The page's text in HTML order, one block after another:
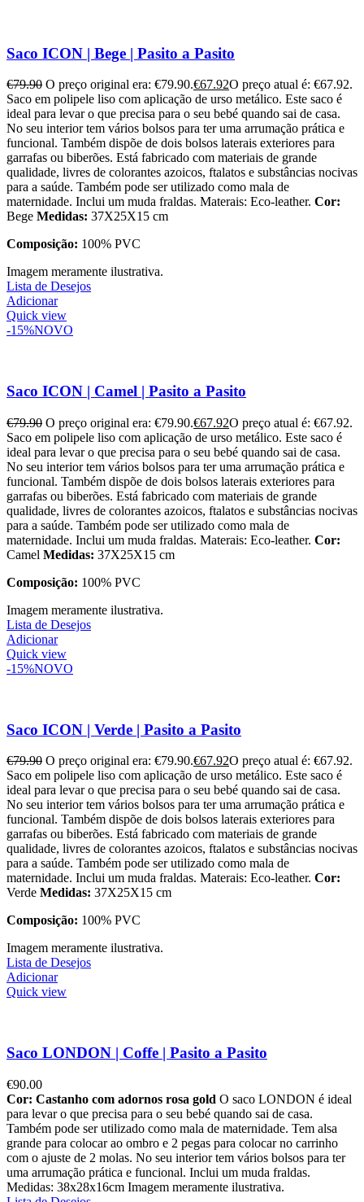
Saco ICON | Bege | Pasito a Pasito
€79.90 O preço original era: €79.90.€67.92O preço atual é: €67.92.
Saco em polipele liso com aplicação de urso metálico. Este saco é
ideal para levar o que precisa para o seu bebé quando sai de casa.
No seu interior tem vários bolsos para ter uma arrumação prática e
funcional. Também dispõe de dois bolsos laterais exteriores para
garrafas ou biberões. Está fabricado com materiais de grande
qualidade, livres de colorantes azoicos, ftalatos e substâncias nocivas
para a saúde. Também pode ser utilizado como mala de
maternidade. Inclui um muda fraldas. Materais: Eco-leather. Cor:
Bege Medidas: 37X25X15 cm
Composição: 100% PVC
Imagem meramente ilustrativa.
Lista de Desejos
Adicionar
Quick view
-15%NOVO
Saco ICON | Camel | Pasito a Pasito
€79.90 O preço original era: €79.90.€67.92O preço atual é: €67.92.
Saco em polipele liso com aplicação de urso metálico. Este saco é
ideal para levar o que precisa para o seu bebé quando sai de casa.
No seu interior tem vários bolsos para ter uma arrumação prática e
funcional. Também dispõe de dois bolsos laterais exteriores para
garrafas ou biberões. Está fabricado com materiais de grande
qualidade, livres de colorantes azoicos, ftalatos e substâncias nocivas
para a saúde. Também pode ser utilizado como mala de
maternidade. Inclui um muda fraldas. Materais: Eco-leather. Cor:
Camel Medidas: 37X25X15 cm
Composição: 100% PVC
Imagem meramente ilustrativa.
Lista de Desejos
Adicionar
Quick view
-15%NOVO
Saco ICON | Verde | Pasito a Pasito
€79.90 O preço original era: €79.90.€67.92O preço atual é: €67.92.
Saco em polipele liso com aplicação de urso metálico. Este saco é
ideal para levar o que precisa para o seu bebé quando sai de casa.
No seu interior tem vários bolsos para ter uma arrumação prática e
funcional. Também dispõe de dois bolsos laterais exteriores para
garrafas ou biberões. Está fabricado com materiais de grande
qualidade, livres de colorantes azoicos, ftalatos e substâncias nocivas
para a saúde. Também pode ser utilizado como mala de
maternidade. Inclui um muda fraldas. Materais: Eco-leather. Cor:
Verde Medidas: 37X25X15 cm
Composição: 100% PVC
Imagem meramente ilustrativa.
Lista de Desejos
Adicionar
Quick view
Saco LONDON | Coffe | Pasito a Pasito
€90.00
Cor: Castanho com adornos rosa gold O saco LONDON é ideal
para levar o que precisa para o seu bebé quando sai de casa.
Também pode ser utilizado como mala de maternidade. Tem alsa
grande para colocar ao ombro e 2 pegas para colocar no carrinho
com o ajuste de 2 molas. No seu interior tem vários bolsos para ter
uma arrumação prática e funcional. Inclui um muda fraldas.
Medidas: 38x28x16cm Imagem meramente ilustrativa.